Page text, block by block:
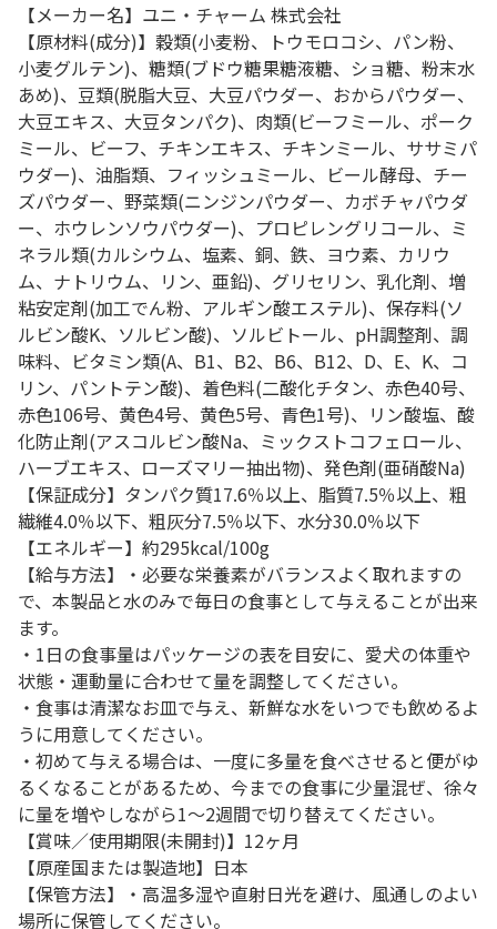
【メーカー名】ユニ・チャーム 株式会社
【原材料(成分)】穀類(小麦粉、トウモロコシ、パン粉、
小麦グルテン)、糖類(ブドウ糖果糖液糖、ショ糖、粉末水
あめ)、豆類(脱脂大豆、大豆パウダー、おからパウダー、
大豆エキス、大豆タンパク)、肉類(ビーフミール、ポーク
ミール、ビーフ、チキンエキス、チキンミール、ササミパ
ウダー)、油脂類、フィッシュミール、ビール酵母、チー
ズパウダー、野菜類(ニンジンパウダー、カボチャパウダ
ー、ホウレンソウパウダー)、プロピレングリコール、ミ
ネラル類(カルシウム、塩素、銅、鉄、ヨウ素、カリウ
ム、ナトリウム、リン、亜鉛)、グリセリン、乳化剤、増
粘安定剤(加工でん粉、アルギン酸エステル)、保存料(ソ
ルビン酸K、ソルビン酸)、ソルビトール、pH調整剤、調
味料、ビタミン類(A、B1、B2、B6、B12、D、E、K、コ
リン、パントテン酸)、着色料(二酸化チタン、赤色40号、
赤色106号、黄色4号、黄色5号、青色1号)、リン酸塩、酸
化防止剤(アスコルビン酸Na、ミックストコフェロール、
ハーブエキス、ローズマリー抽出物)、発色剤(亜硝酸Na)
【保証成分】タンパク質17.6％以上、脂質7.5％以上、粗
繊維4.0％以下、粗灰分7.5％以下、水分30.0％以下
【エネルギー】約295kcal/100g
【給与方法】・必要な栄養素がバランスよく取れますの
で、本製品と水のみで毎日の食事として与えることが出来
ます。
・1日の食事量はパッケージの表を目安に、愛犬の体重や
状態・運動量に合わせて量を調整してください。
・食事は清潔なお皿で与え、新鮮な水をいつでも飲めるよ
うに用意してください。
・初めて与える場合は、一度に多量を食べさせると便がゆ
るくなることがあるため、今までの食事に少量混ぜ、徐々
に量を増やしながら1～2週間で切り替えてください。
【賞味／使用期限(未開封)】12ヶ月
【原産国または製造地】日本
【保管方法】・高温多湿や直射日光を避け、風通しのよい
場所に保管してください。